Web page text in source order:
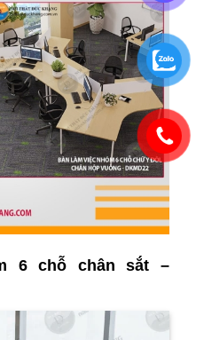
6 chỗ chân sắt –